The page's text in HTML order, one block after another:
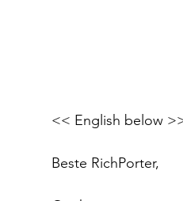
<< English below
Beste RichPorter,